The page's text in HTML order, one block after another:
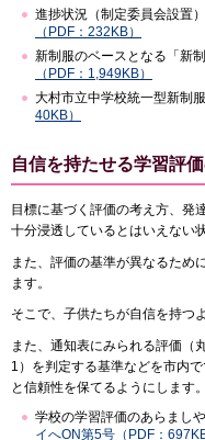
進捗状況（制定委員会設置
（PDF：232KB）
新制服のベースとなる「新
（PDF：1,949KB）
大村市立中学校統一型新制服
40KB）
自信を持たせる学習評
目標に基づく評価の考え方、発
十分浸透しているとはいえない
また、評価の基準が異なるため
ます。
そこで、子供たちが自信を持つ
また、通知表にみられる評価（
1）を判定する基準などを市内
と信頼性を保てるようにします。
学校の学習評価のあらまし
イへON第5号（PDF：697KB